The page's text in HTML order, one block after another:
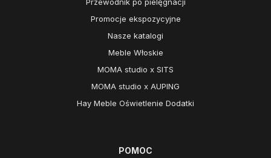
Promocje ekspozycyjne
Nasze katalogi
Meble Włoskie
MOMA studio x SITS
MOMA studio x AUPING
Hay Meble Oświetlenie Dodatki
POMOC